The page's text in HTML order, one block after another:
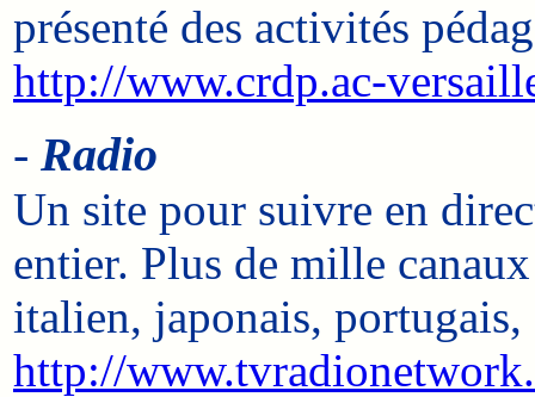
présenté des activités
http://www.crdp.ac-
- Radio
Un site pour suivre en
entier. Plus de mille
italien, japonais,
http://